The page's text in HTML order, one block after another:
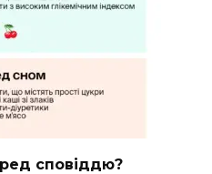
сповіддю?